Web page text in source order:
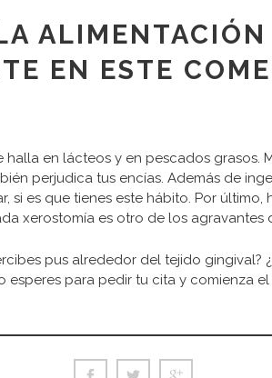
EN ESTE
halla en lácteos y en pescados grasos.
perjudica tus encías. Además de
si es que tienes este hábito. Por
xerostomía es otro de los agravantes
pus alrededor del tejido gingival?
esperes para pedir tu cita y comienza